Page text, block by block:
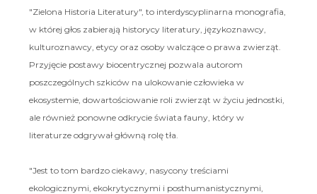
"Zielona Historia Literatury", to interdyscyplinarna monografia,
w której głos zabierają historycy literatury, językoznawcy,
kulturoznawcy, etycy oraz osoby walczące o prawa zwierząt.
Przyjęcie postawy biocentrycznej pozwala autorom
poszczególnych szkiców na ulokowanie człowieka w
ekosystemie, dowartościowanie roli zwierząt w życiu jednostki,
ale również ponowne odkrycie świata fauny, który w
literaturze odgrywał główną rolę tła.
"Jest to tom bardzo ciekawy, nasycony treściami
ekologicznymi, ekokrytycznymi i posthumanistycznymi,